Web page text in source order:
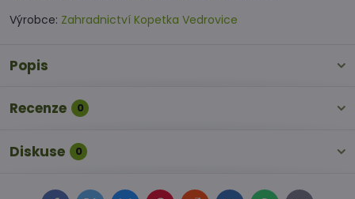
Výrobce: Zahradnictví Kopetka Vedrovice
Popis
Recenze 0
Diskuse 0